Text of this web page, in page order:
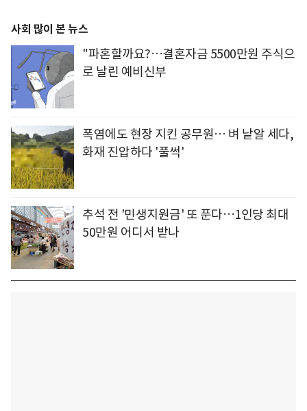
사회 많이 본 뉴스
"파혼할까요?…결혼자금 5500만원 주식으
로 날린 예비신부
폭염에도 현장 지킨 공무원… 벼 낱알 세다,
화재 진압하다 '풀썩'
추석 전 '민생지원금' 또 푼다…1인당 최대
50만원 어디서 받나